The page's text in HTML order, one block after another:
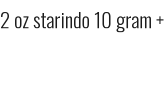
oz starindo 10 gram +